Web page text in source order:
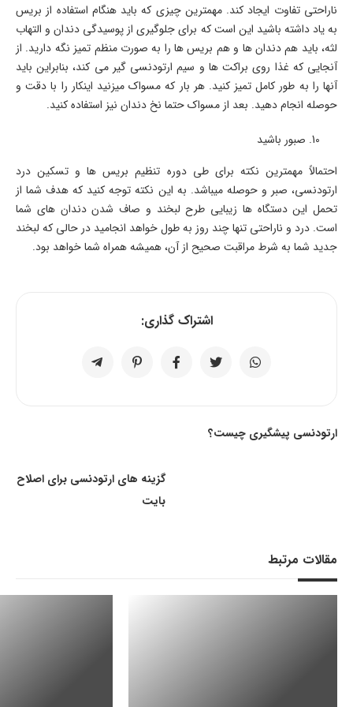
ناراحتی تفاوت ایجاد کند. مهمترین چیزی که باید هنگام استفاده از بریس
به یاد داشته باشید این است که برای جلوگیری از پوسیدگی دندان و التهاب
لثه، باید هم دندان ها و هم بریس ها را به صورت منظم تمیز نگه دارید. از
آنجایی که غذا روی براکت ها و سیم ارتودنسی گیر می کند، بنابراین باید
آنها را به طور کامل تمیز کنید. هر بار که مسواک میزنید اینکار را با دقت و
حوصله انجام دهید. بعد از مسواک حتما نخ دندان نیز استفاده کنید.
صبور باشید
احتمالاً مهمترین نکته برای طی دوره تنظیم بریس ها و تسکین درد
ارتودنسی، صبر و حوصله میباشد. به این نکته توجه کنید که هدف شما از
تحمل این دستگاه ها زیبایی طرح لبخند و صاف شدن دندان های شما
است. درد و ناراحتی تنها چند روز به طول خواهد انجامید در حالی که لبخند
جدید شما به شرط مراقبت صحیح از آن، همیشه همراه شما خواهد بود.
اشتراک گذاری:
ارتودنسی پیشگیری چیست؟
گزینه های ارتودنسی برای اصلاح
بایت
مقالات مرتبط